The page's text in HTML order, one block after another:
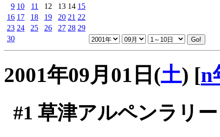
9 10 11 12 13 14 15
16 17 18 19 20 21 22
23 24 25 26 27 28 29
30
2001年09月01日(土) [n
#1 草津アルペンラリー